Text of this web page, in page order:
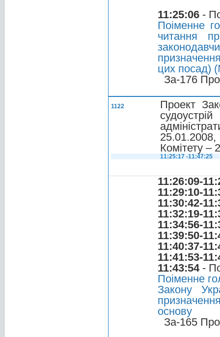
11:25:06 -
Поіменне
читання
цих посад)
За-176
1122
Проект
Комітету –
11:25:17 -11:47:25
11:26:09-
11:29:10-
11:30:42-
11:32:19-
11:34:56-
11:39:50-
11:40:37-
11:41:53-
11:43:54-
Поіменне
Закону
основу
За-165